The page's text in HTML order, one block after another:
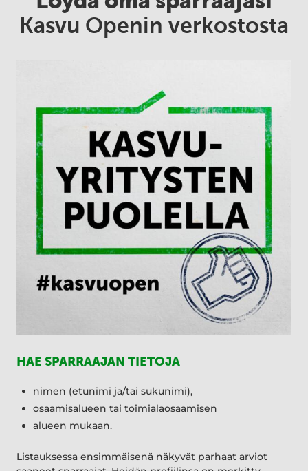
Kasvu Openin verkostosta
HAE SPARRAAJAN TIETOJA
nimen (etunimi ja/tai sukunimi),
osaamisalueen tai toimialaosaamisen
alueen mukaan.
Listauksessa ensimmäisenä näkyvät parhaat arviot